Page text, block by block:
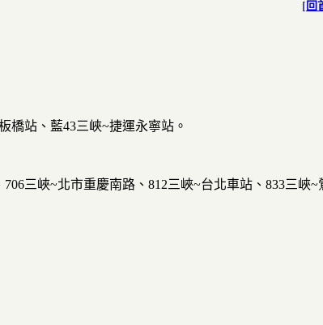
[ 回
橋站、藍43三峽~捷運永寧站。
三峽~北市重慶南路、812三峽~台北車站、833三峽~